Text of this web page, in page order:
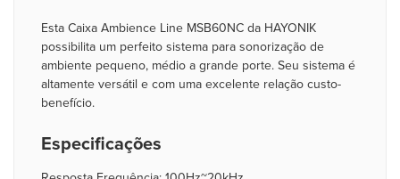
Esta Caixa Ambience Line MSB60NC da HAYONIK
possibilita um perfeito sistema para sonorização de
ambiente pequeno, médio a grande porte. Seu sistema é
altamente versátil e com uma excelente relação custo-
benefício.
Especificações